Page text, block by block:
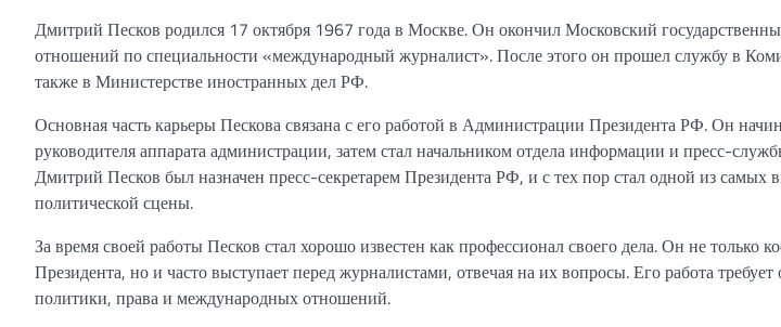
Дмитрий Песков родился 17 октября 1967 года в Москве. Он окончил Московский
отношений по специальности «международный журналист». После этого он прошел службу в
также в Министерстве иностранных дел РФ.
Основная часть карьеры Пескова связана с его работой в Администрации Президента РФ. Он
руководителя аппарата администрации, затем стал начальником отдела информации и пресс-
Дмитрий Песков был назначен пресс-секретарем Президента РФ, и с тех пор стал одной из самых
политической сцены.
За время своей работы Песков стал хорошо известен как профессионал своего дела. Он не только
Президента, но и часто выступает перед журналистами, отвечая на их вопросы. Его работа
политики, права и международных отношений.